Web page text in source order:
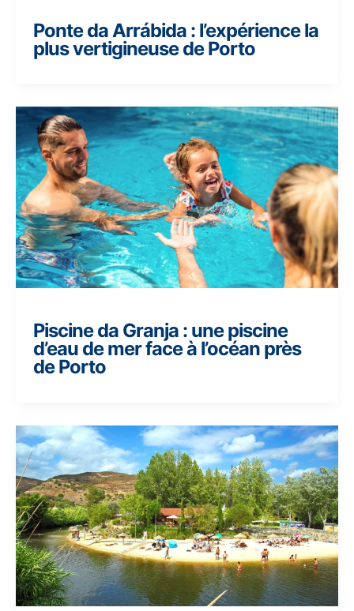
Ponte da Arrábida : l’expérience la
plus vertigineuse de Porto
Piscine da Granja : une piscine
d’eau de mer face à l’océan près
de Porto